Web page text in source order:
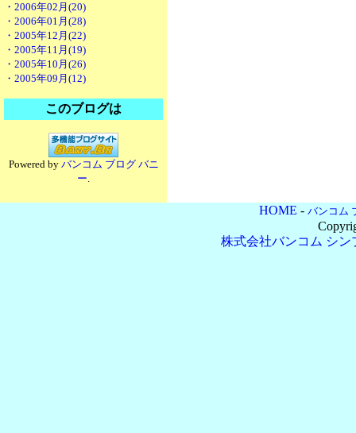
・2006年02月(20)
・2006年01月(28)
・2005年12月(22)
・2005年11月(19)
・2005年10月(26)
・2005年09月(12)
このブログは
Powered by バンコム ブログ バニ
ー.
HOME - バンコム
株式会社バンコム シン